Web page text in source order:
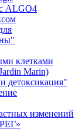
ALGO4
клетками
Marin)
детоксикация"
изменений